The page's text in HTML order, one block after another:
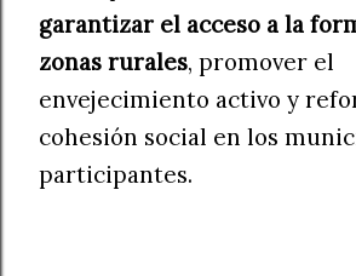
garantizar el acceso a la
zonas rurales, promover el
envejecimiento activo y
cohesión social en los
participantes.